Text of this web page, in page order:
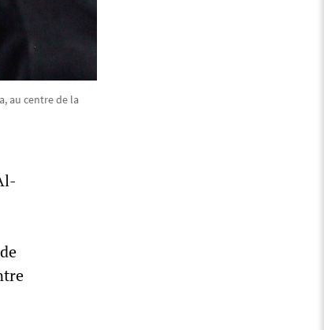
au centre de la